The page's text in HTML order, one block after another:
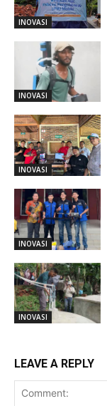
INOVASI
INOVASI
INOVASI
INOVASI
INOVASI
LEAVE A REPLY